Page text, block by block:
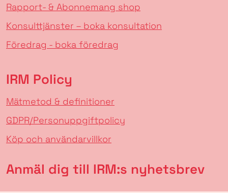
Rapport- & Abonnemang shop
Konsulttjänster – boka konsultation
Föredrag - boka föredrag
IRM Policy
Mätmetod & definitioner
GDPR/Personuppgiftpolicy
Köp och användarvillkor
Anmäl dig till IRM:s nyhetsbrev